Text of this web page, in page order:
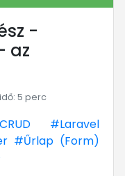
-
az
5 perc
#Laravel
#Űrlap (Form)